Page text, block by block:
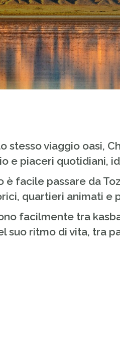
stesso viaggio oasi,
e piaceri quotidiani,
è facile passare da
quartieri animati e
facilmente tra
suo ritmo di vita, tra